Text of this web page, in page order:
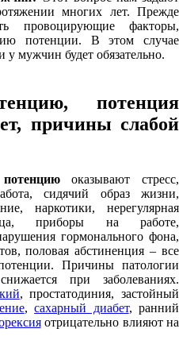
многих лет. Прежде
провоцирующие факторы,
потенции. В этом случае
мужчин будет обязательно.
потенция
причины слабой
оказывают стресс,
сидячий образ жизни,
наркотики, нерегулярная
приборы на работе,
гормонального фона,
половая абстиненция – все
Причины патологии
при заболеваниях.
, простатодиния, застойный
,сахарный диабет, ранний
отрицательно влияют на